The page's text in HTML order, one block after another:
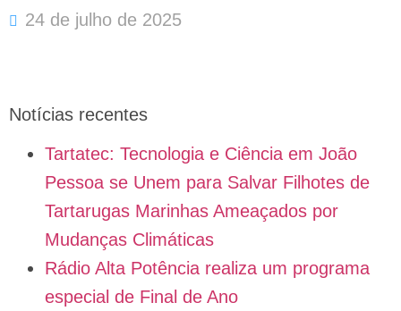
24 de julho de 2025
Notícias recentes
Tartatec: Tecnologia e Ciência em João
Pessoa se Unem para Salvar Filhotes de
Tartarugas Marinhas Ameaçados por
Mudanças Climáticas
Rádio Alta Potência realiza um programa
especial de Final de Ano